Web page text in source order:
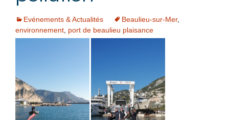
Evénements & Actualités Beaulieu-sur-Mer,
environnement port de beaulieu plaisance